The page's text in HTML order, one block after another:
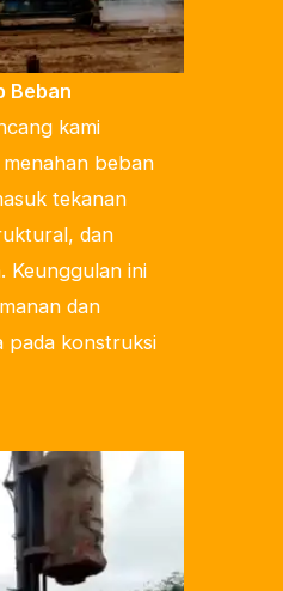
Beban
kami
beban
tekanan
dan
Keunggulan ini
dan
pada konstruksi